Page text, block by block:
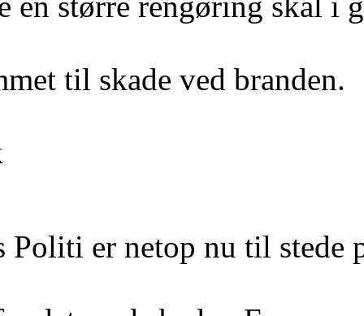
til skade ved branden.
er netop nu til stede